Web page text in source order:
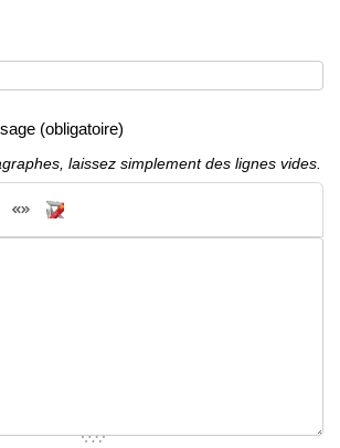
(obligatoire)
laissez simplement des lignes vides.